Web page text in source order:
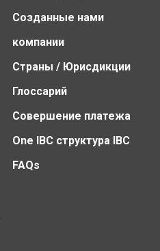
Созданные нами
компании
Страны / Юрисдикции
Глоссарий
Совершение платежа
One IBC структура IBC
FAQs